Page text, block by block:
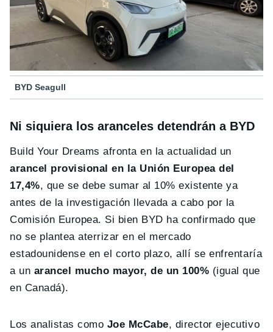
BYD Seagull
Ni siquiera los aranceles detendrán a BYD
Build Your Dreams afronta en la actualidad un
arancel provisional en la Unión Europea del
17,4%, que se debe sumar al 10% existente ya
antes de la investigación llevada a cabo por la
Comisión Europea. Si bien BYD ha confirmado que
no se plantea aterrizar en el mercado
estadounidense en el corto plazo, allí se enfrentaría
a un arancel mucho mayor, de un 100% (igual que
en Canadá).
Los analistas como Joe McCabe, director ejecutivo